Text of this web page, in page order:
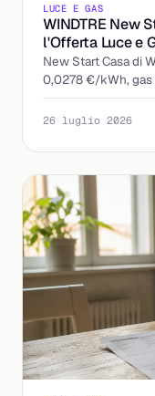
LUCE E GAS
WINDTRE New
l'Offerta Luce e
New Start Casa di
0,0278 €/kWh, gas
13 €/mese. Ecco
26 luglio 2026